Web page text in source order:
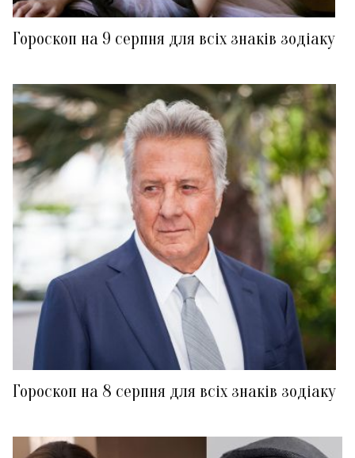
Гороскоп на 9 серпня для всіх знаків зодіаку
Гороскоп на 8 серпня для всіх знаків зодіаку